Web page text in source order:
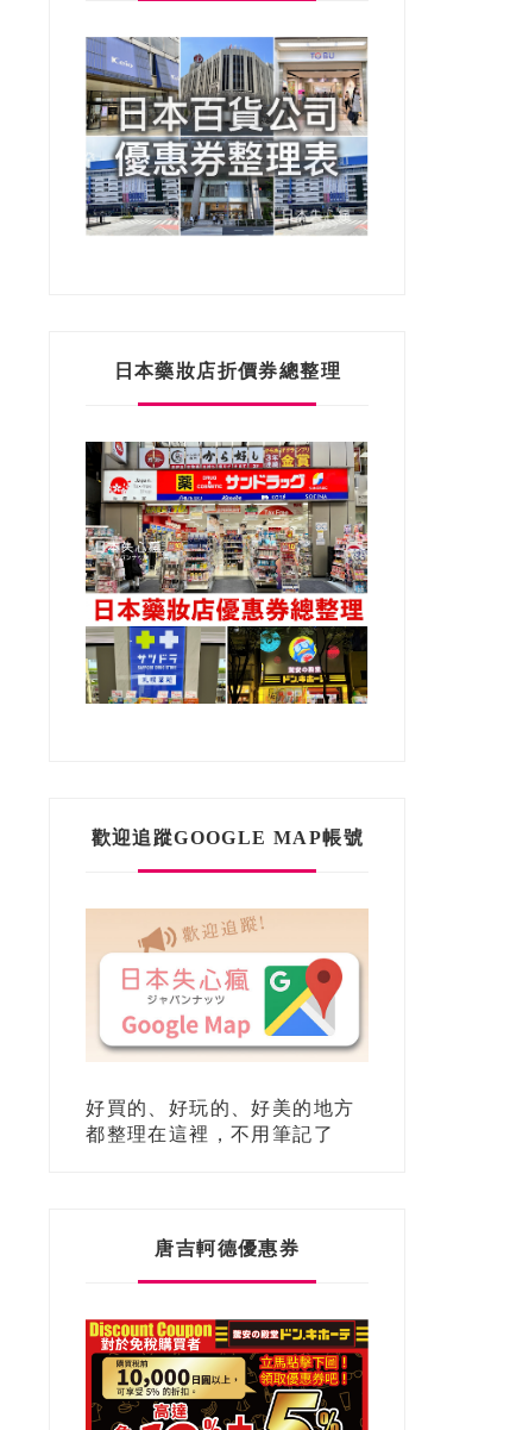
日本藥妝店折價券總整理
歡迎追蹤GOOGLE MAP帳號
好買的、好玩的、好美的地方
都整理在這裡，不用筆記了
唐吉軻德優惠券